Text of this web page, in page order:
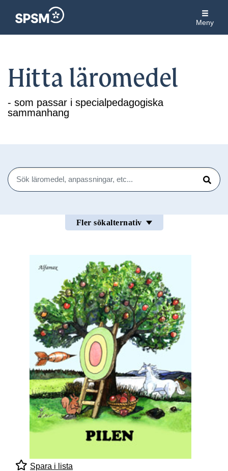
Meny
Hitta läromedel
- som passar i specialpedagogiska
sammanhang
Sök
Sök
Fler sökalternativ
Spara i lista